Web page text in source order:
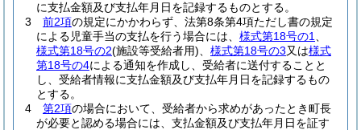
に支払金額及び支払年月日を記録するものとする。
3
前2項の規定にかかわらず、法第8条第4項ただし書の規定
による児童手当の支払を行う場合には、 様式第18号の1
様式第18号の2(施設等受給者用) 様式第18号の3又は様式
第18号の4による通知を作成し、受給者に送付することと
し、受給者情報に支払金額及び支払年月日を記録するもの
とする。
4
第2項の場合において、受給者から求めがあったとき町長
が必要と認める場合には、支払金額及び支払年月日を証す